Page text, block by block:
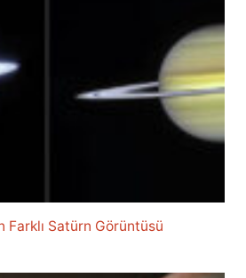
Farklı Satürn Görüntüsü